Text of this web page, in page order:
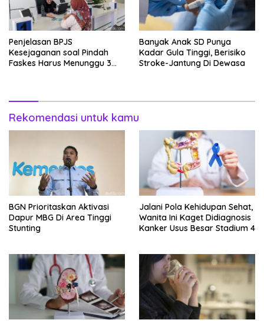
Penjelasan BPJS
Kesejaganan soal Pindah
Faskes Harus Menunggu 3
Banyak Anak SD Punya
Kadar Gula Tinggi, Berisiko
Stroke-Jantung Di Dewasa
Rekomendasi untuk kamu
BGN Prioritaskan Aktivasi
Dapur MBG Di Area Tinggi
Stunting
Jalani Pola Kehidupan Sehat,
Wanita Ini Kaget Didiagnosis
Kanker Usus Besar Stadium 4